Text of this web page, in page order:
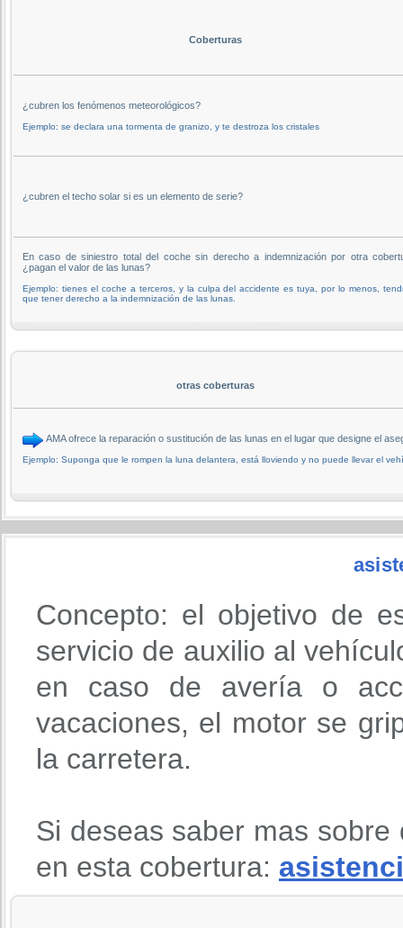
Coberturas
¿cubren los fenómenos meteorológicos?
Ejemplo: se declara una tormenta de granizo, y te destroza los cristales
¿cubren el techo solar si es un elemento de serie?
En caso de siniestro total del coche sin derecho a indemnización por otra
¿pagan el valor de las lunas?
Ejemplo: tienes el coche a terceros, y la culpa del accidente es tuya, por lo menos,
que tener derecho a la indemnización de las lunas.
otras coberturas
AMA ofrece la reparación o sustitución de las lunas en el lugar que designe el
Ejemplo: Suponga que le rompen la luna delantera, está lloviendo y no puede llevar el
Concepto: el objetivo de
servicio de auxilio al
en caso de avería o
vacaciones, el motor se
la carretera.
Si deseas saber mas
en esta cobertura: